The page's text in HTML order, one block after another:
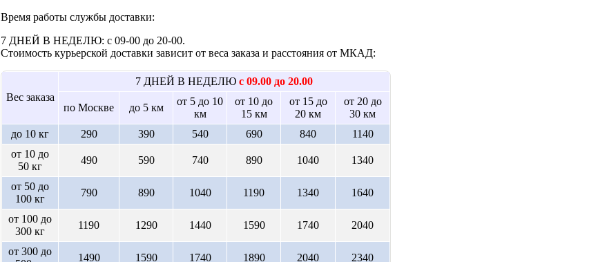
Время работы службы доставки:
7 ДНЕЙ В НЕДЕЛЮ: с 09-00 до 20-00.
Стоимость курьерской доставки зависит от веса заказа и расстояния от МКАД:
Вес заказа
7 ДНЕЙ В НЕДЕЛЮ с 09.00 до 20.00
по Москве до 5 км
от 5 до 10
км
от 10 до
15 км
от 15 до
20 км
от 20 до
30 км
до 10 кг
290 390 540 690 840
1140
от 10 до
50 кг
490 590 740 890 1040 1340
от 50 до
100 кг
790 890 1040 1190 1340 1640
от 100 до
300 кг
1190 1290 1440 1590 1740 2040
от 300 до
1490 1590 1740 1890 2040 2340